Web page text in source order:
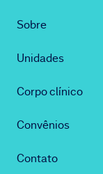
Sobre
Unidades
Corpo clínico
Convênios
Contato